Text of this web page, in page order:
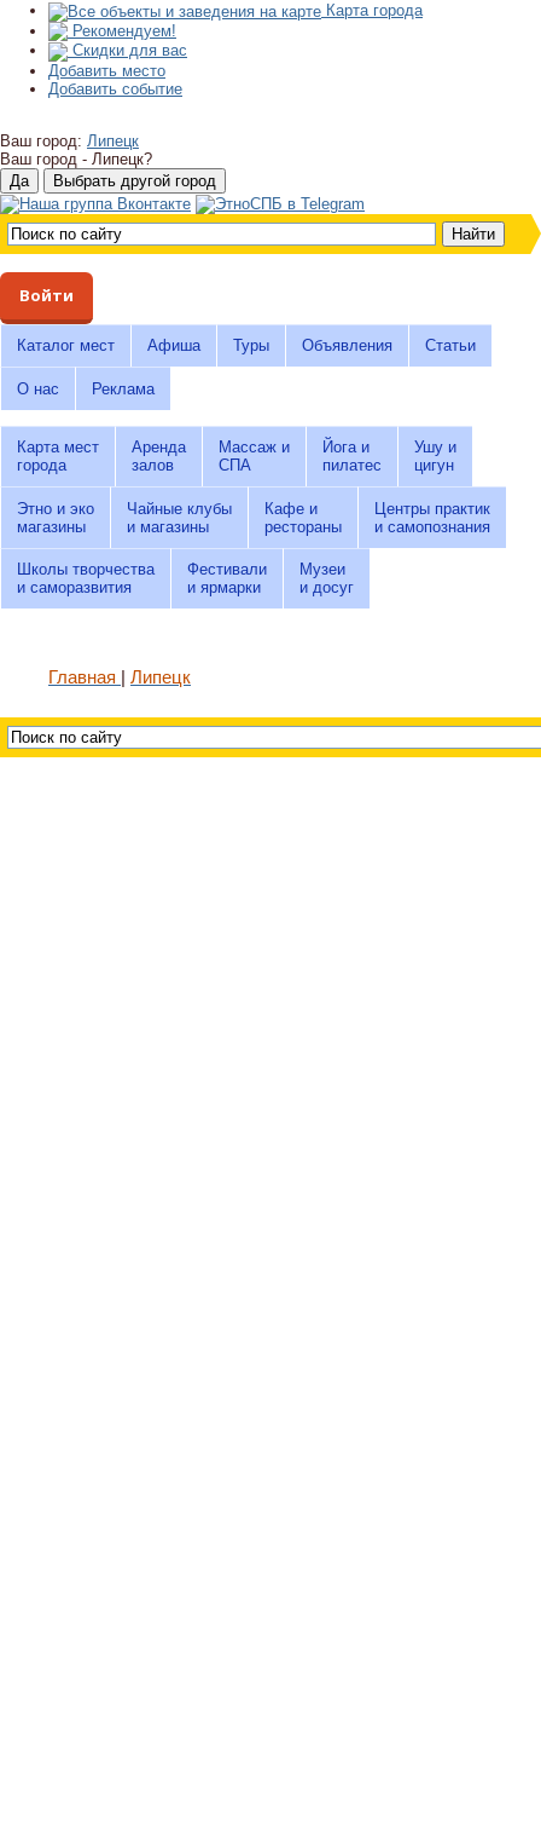
Карта города
Рекомендуем!
Скидки для вас
Добавить место
Добавить событие
Ваш город: Липецк
Ваш город - Липецк?
Войти
Каталог мест Афиша Туры Объявления Статьи
О нас Реклама
Карта мест
города
Аренда
залов
Массаж и
СПА
Йога и
пилатес
Ушу и
цигун
Этно и эко
магазины
Чайные клубы
и магазины
Кафе и
рестораны
Центры практик
и самопознания
Школы творчества
и саморазвития
Фестивали
и ярмарки
Музеи
и досуг
Главная Липецк